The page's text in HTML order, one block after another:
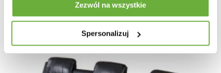
Zezwól na wszystkie
Spersonalizuj